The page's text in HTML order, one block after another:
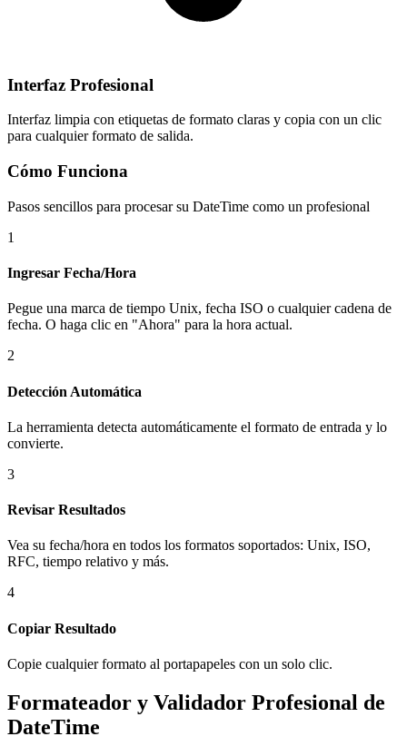
Interfaz Profesional
Interfaz limpia con etiquetas de formato claras y copia con un clic
para cualquier formato de salida.
Cómo Funciona
Pasos sencillos para procesar su DateTime como un profesional
1
Ingresar Fecha/Hora
Pegue una marca de tiempo Unix, fecha ISO o cualquier cadena de
fecha. O haga clic en "Ahora" para la hora actual.
2
Detección Automática
La herramienta detecta automáticamente el formato de entrada y lo
convierte.
3
Revisar Resultados
Vea su fecha/hora en todos los formatos soportados: Unix, ISO,
RFC, tiempo relativo y más.
4
Copiar Resultado
Copie cualquier formato al portapapeles con un solo clic.
Formateador y Validador Profesional de
DateTime